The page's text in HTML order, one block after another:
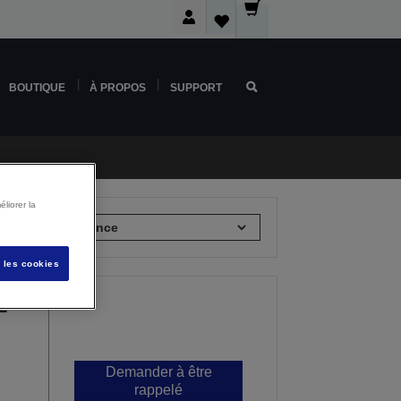
BOUTIQUE À PROPOS SUPPORT
Demander à être
rappelé
la
les cookies